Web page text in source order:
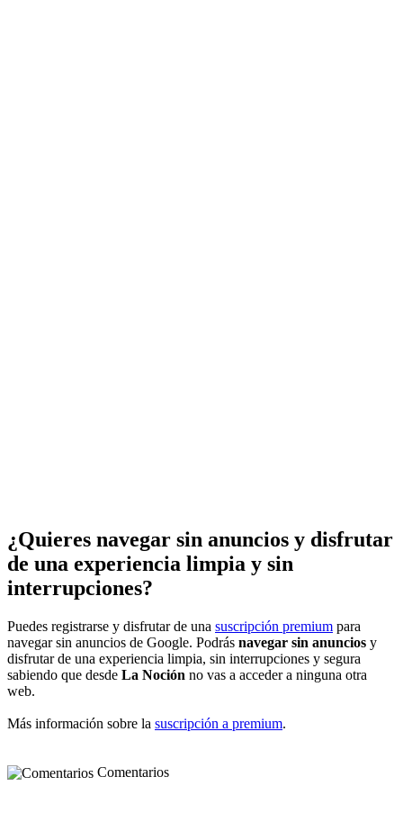
¿Quieres navegar sin anuncios y disfrutar
de una experiencia limpia y sin
interrupciones?
Puedes registrarse y disfrutar de una suscripción premium para
navegar sin anuncios de Google. Podrás navegar sin anuncios y
disfrutar de una experiencia limpia, sin interrupciones y segura
sabiendo que desde La Noción no vas a acceder a ninguna otra
web.
Más información sobre la suscripción a premium.
Comentarios